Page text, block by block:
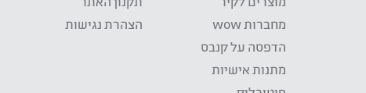
מחברות wow
הדפסה על קנבס
מתנות אישיות
הצהרת נגישות